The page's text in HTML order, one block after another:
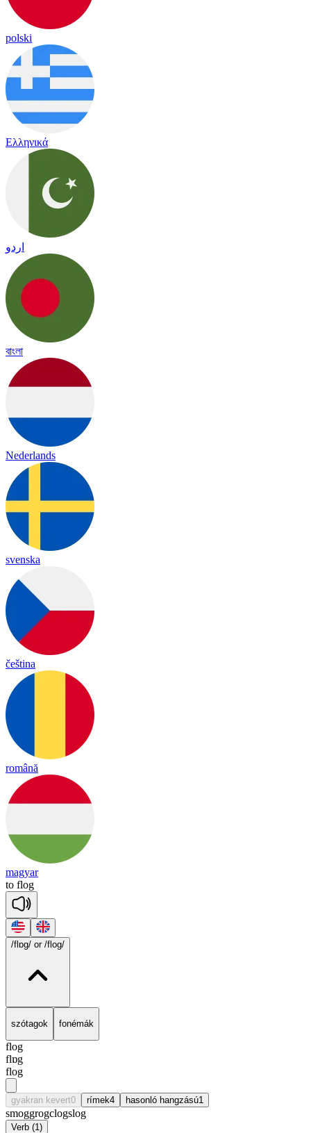
polski
Ελληνικά
اردو
বাংলা
Nederlands
svenska
čeština
română
magyar
to flog
/flɒg/ or /flog/
szótagok fonémák
flog
flɒg
flog
gyakran kevert0 rímek4 hasonló hangzású1
smoggrogclogslog
Verb (1)